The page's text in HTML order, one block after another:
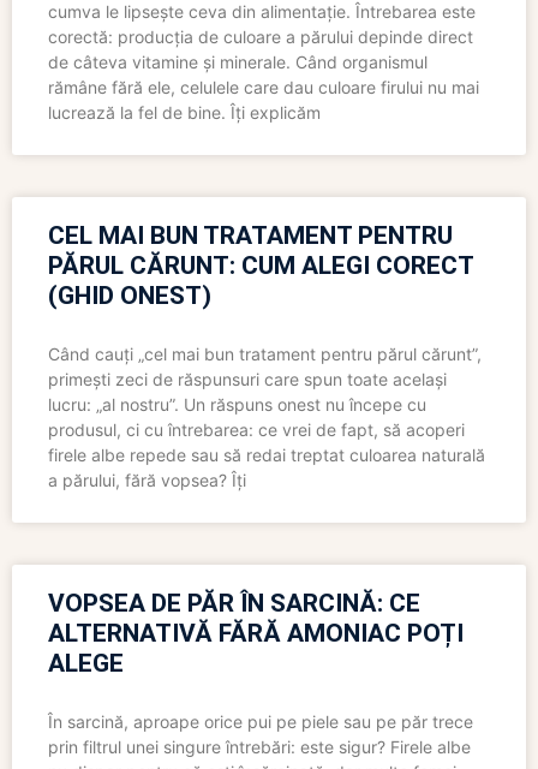
cumva le lipsește ceva din alimentație. Întrebarea este
corectă: producția de culoare a părului depinde direct
de câteva vitamine și minerale. Când organismul
rămâne fără ele, celulele care dau culoare firului nu mai
lucrează la fel de bine. Îți explicăm
CEL MAI BUN TRATAMENT PENTRU
PĂRUL CĂRUNT: CUM ALEGI CORECT
(GHID ONEST)
Când cauți „cel mai bun tratament pentru părul cărunt”,
primești zeci de răspunsuri care spun toate același
lucru: „al nostru”. Un răspuns onest nu începe cu
produsul, ci cu întrebarea: ce vrei de fapt, să acoperi
firele albe repede sau să redai treptat culoarea naturală
a părului, fără vopsea? Îți
VOPSEA DE PĂR ÎN SARCINĂ: CE
ALTERNATIVĂ FĂRĂ AMONIAC POȚI
ALEGE
În sarcină, aproape orice pui pe piele sau pe păr trece
prin filtrul unei singure întrebări: este sigur? Firele albe